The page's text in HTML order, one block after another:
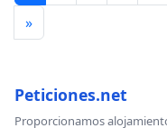
»
Peticiones.net
Proporcionamos